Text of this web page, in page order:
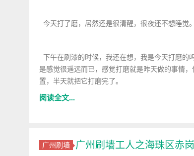
今天打了磨，居然还是很清醒，很夜还不想睡觉。
下午在刷漆的时候，我还在想，我是今天打磨的
是感觉很遥远而已，感觉打磨就是昨天做的事情
置，半天就把它打磨完了。
阅读全文...
广州刷墙 广州刷墙工人之海珠区赤